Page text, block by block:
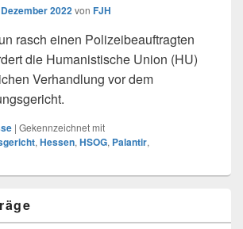
2022von FJH
rasch einen Polizeibeauftragten
die Humanistische Union (HU)
Verhandlung vor dem
| Gekennzeichnet mit
, Hessen, HSOG, Palantir,